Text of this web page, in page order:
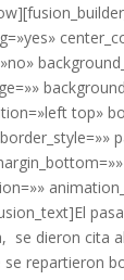
top»
se dieron cita
repartieron